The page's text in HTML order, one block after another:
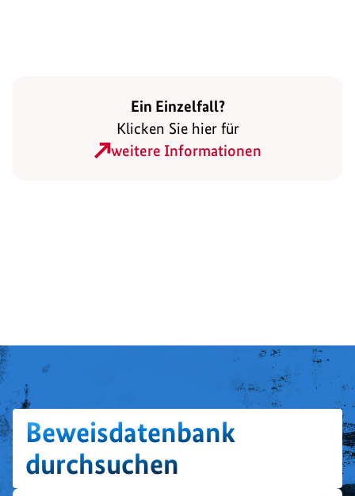
Ein Einzelfall?
Klicken Sie hier für
weitere Informationen
Beweisdatenbank
durchsuchen